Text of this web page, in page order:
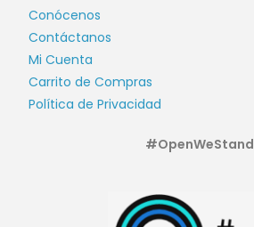
Conócenos
Contáctanos
Mi Cuenta
Carrito de Compras
Política de Privacidad
#OpenWeStand